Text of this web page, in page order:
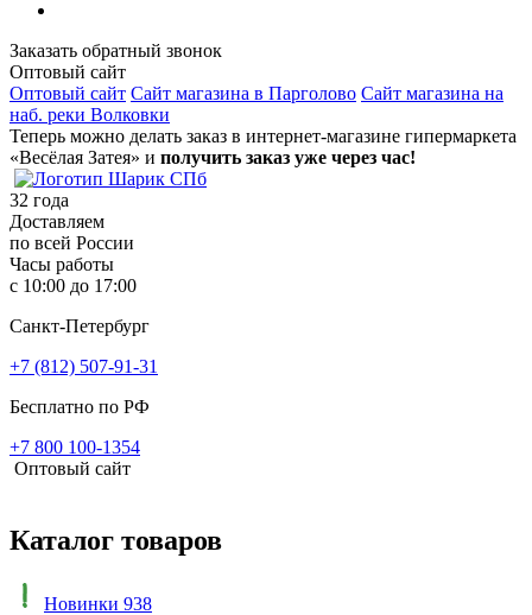
Заказать обратный звонок
Оптовый сайт
Оптовый сайт Сайт магазина в Парголово Сайт магазина на
наб. реки Волковки
Теперь можно делать заказ в интернет-магазине гипермаркета
«Весёлая Затея» и получить заказ уже через час!
32 года
Доставляем
по всей России
Часы работы
с 10:00 до 17:00
Санкт-Петербург
+7 (812) 507-91-31
Бесплатно по РФ
+7 800 100-1354
Оптовый сайт
Каталог товаров
Новинки 938